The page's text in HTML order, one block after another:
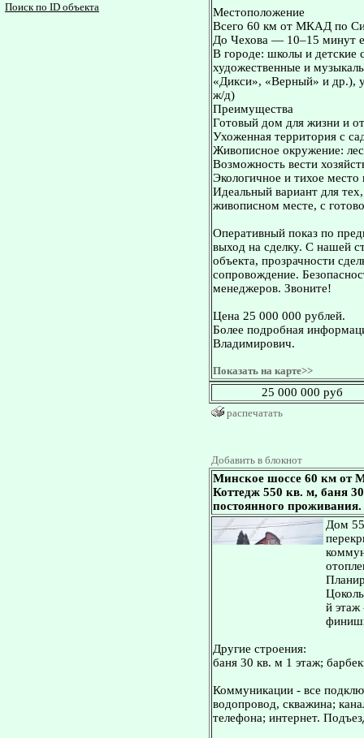
Поиск по ID объекта
Местоположение
Всего 60 км от МКАД по
До Чехова — 10–15 минут
В городе: школы и детские
художественные и
«Дикси», «Верный» и др.),
ж/д)
Преимущества
Готовый дом для жизни и
Ухоженная территория с
Живописное окружение:
Возможность вести
Экологичное и тихое место
Идеальный вариант для
живописном месте, с
Оперативный показ по
выход на сделку. С нашей
объекта, прозрачности
сопровождение.
менеджеров. Звоните!
Цена 25 000 000 рублей.
Более подробная
Владимирович.
Показать на карте>>
25 000 000 руб
распечатать
Добавить в блокнот
Минское шоссе 60 км от
Коттедж 550 кв. м, баня
постоянного проживания.
Дом
й этаж
Другие строения:
баня 30 кв. м 1 этаж;
Коммуникации - все
водопровод, скважина;
телефона; интернет.